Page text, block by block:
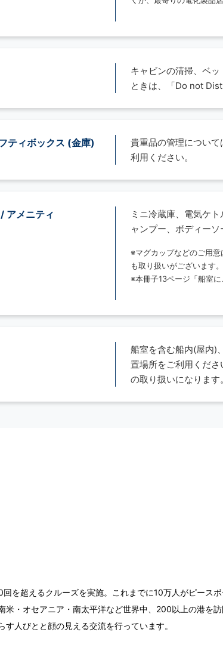
キャビンの清掃、ベ
ときは、「Do not
ティボックス (金庫)
貴重品の管理につい
利用ください。
アメニティ
ミニ冷蔵庫、電気ケ
ャンプー、ボディーソ
※マグカップなどのご用
も取り扱いがございます。
※本冊子13ページ「船室
船室を含む船内(屋内)
置場所をご利用くだ
の取り扱いになります。
を超えるクルーズを実施。これまでに10万人がピース
米・オセアニア・南太平洋など世界中、200以上の港を
人びとと顔の見える交流を行っています。